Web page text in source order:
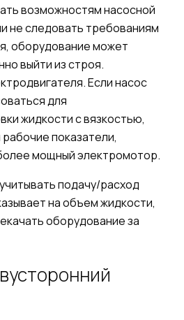
возможностямнасосной
не следовать требованиям
оборудованиеможет
выйти из строя.
Если насос
для
жидкости с вязкостью,
показатели,
мощный электромотор.
подачу/расход
на объем жидкости,
оборудование за